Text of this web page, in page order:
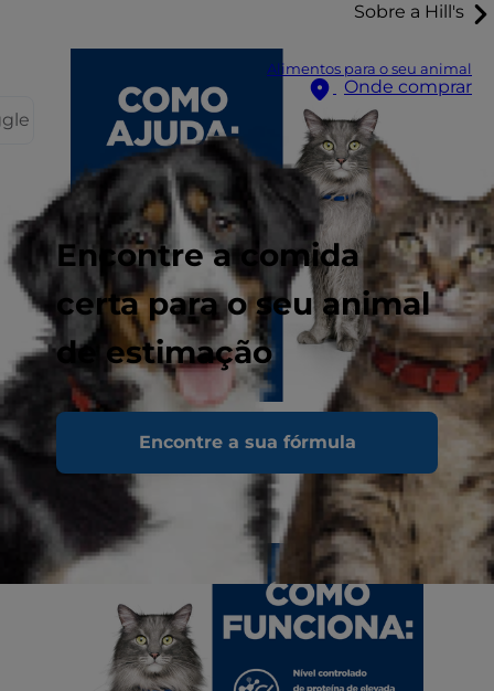
Sobre a Hill's
Alimentos para o seu animal
Onde comprar
Encontre a comida
certa para o seu animal
de estimação
Encontre a sua fórmula